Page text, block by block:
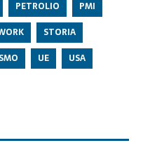
PETROLIO
PMI
STORIA
UE
USA